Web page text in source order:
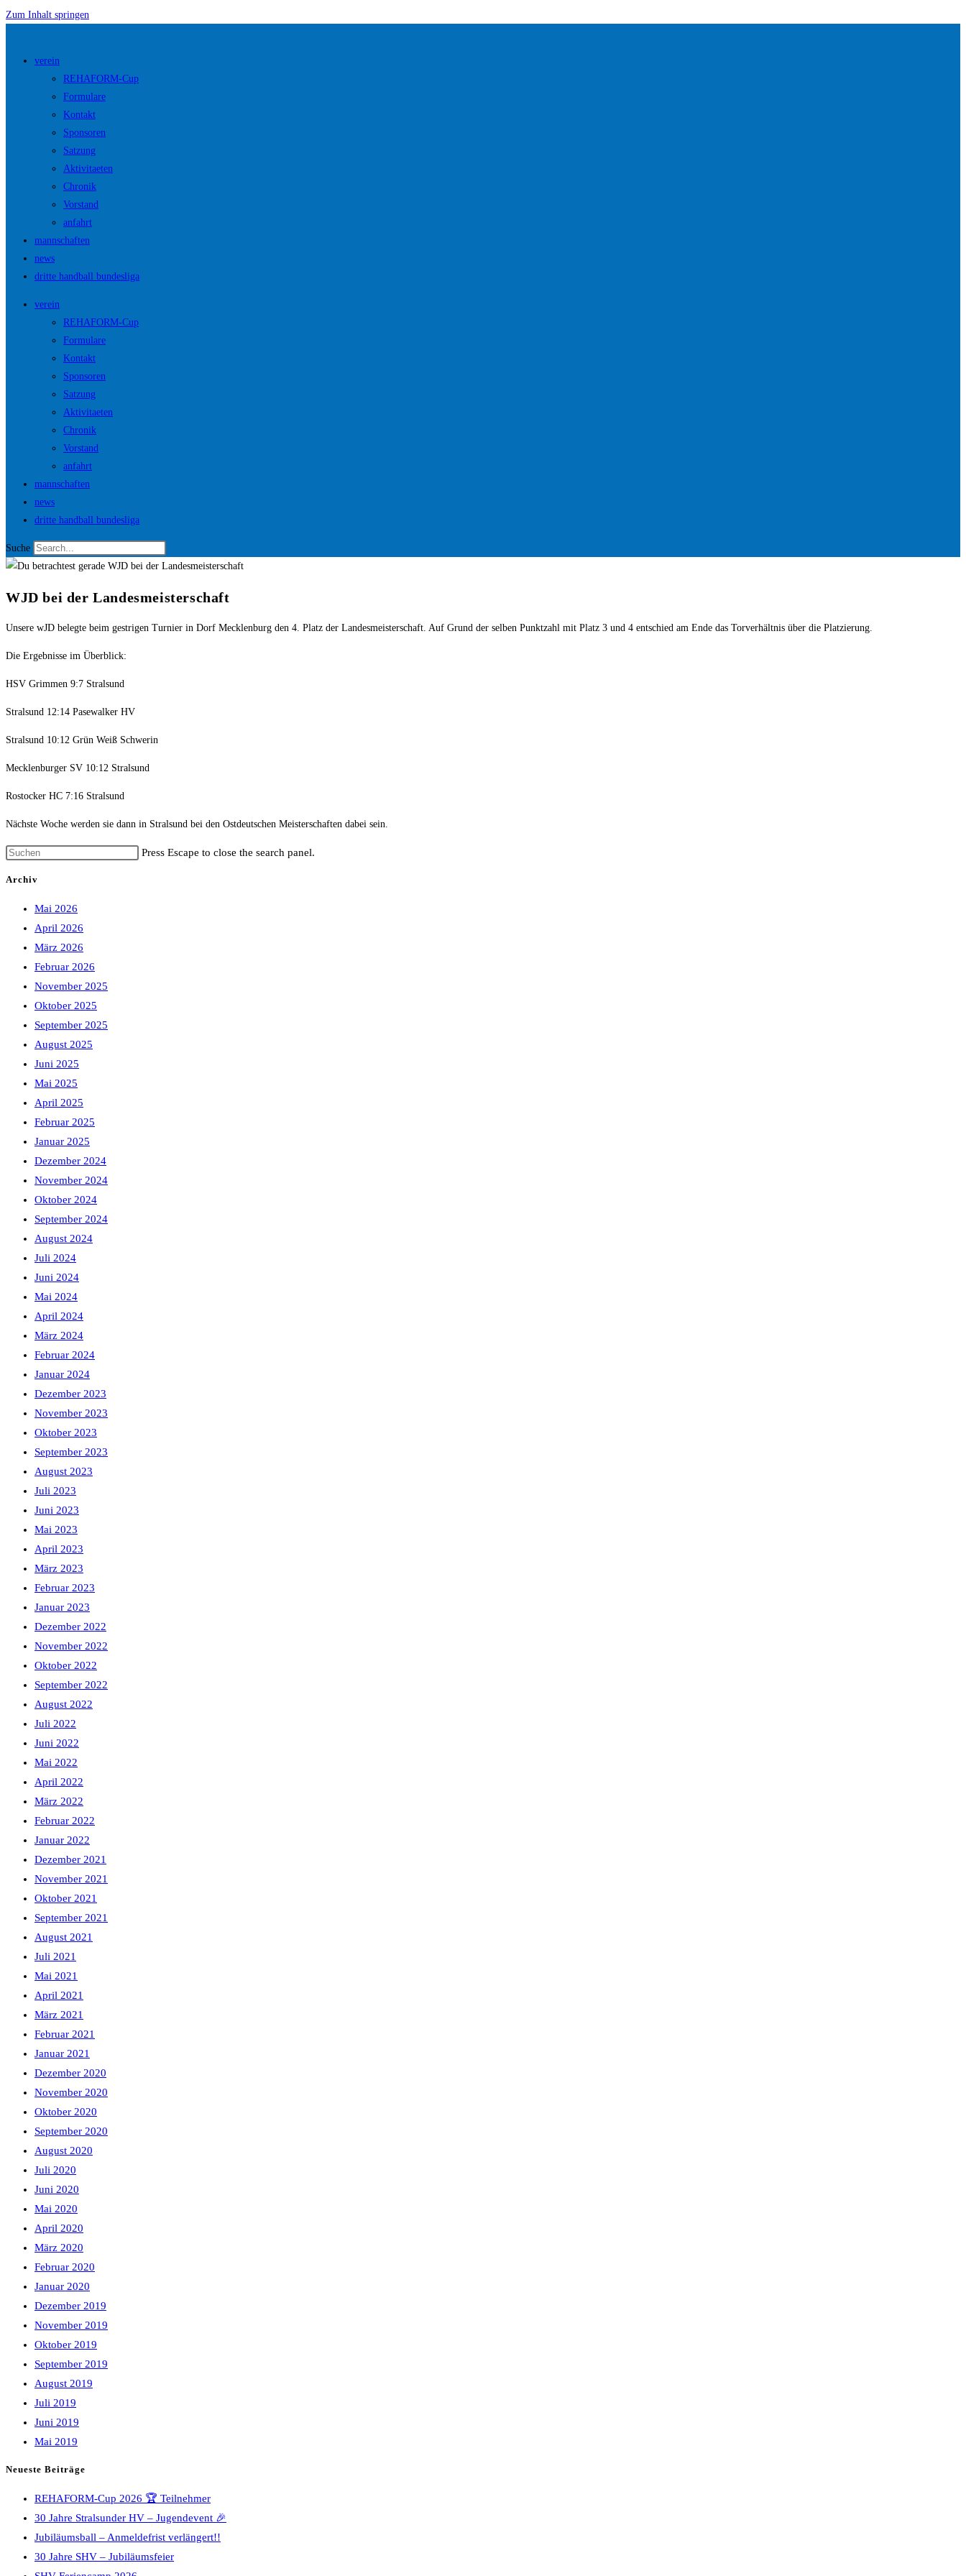
Zum Inhalt springen
verein
REHAFORM-Cup
Formulare
Kontakt
Sponsoren
Satzung
Aktivitaeten
Chronik
Vorstand
anfahrt
mannschaften
news
dritte handball bundesliga
verein
REHAFORM-Cup
Formulare
Kontakt
Sponsoren
Satzung
Aktivitaeten
Chronik
Vorstand
anfahrt
mannschaften
news
dritte handball bundesliga
Suche
WJD bei der Landesmeisterschaft
Unsere wJD belegte beim gestrigen Turnier in Dorf Mecklenburg den 4. Platz der Landesmeisterschaft. Auf Grund der selben Punktzahl mit Platz 3 und 4 entschied am Ende das Torverhältnis über die Platzierung.
Die Ergebnisse im Überblick:
HSV Grimmen 9:7 Stralsund
Stralsund 12:14 Pasewalker HV
Stralsund 10:12 Grün Weiß Schwerin
Mecklenburger SV 10:12 Stralsund
Rostocker HC 7:16 Stralsund
Nächste Woche werden sie dann in Stralsund bei den Ostdeutschen Meisterschaften dabei sein.
Press Escape to close the search panel.
Archiv
Mai 2026
April 2026
März 2026
Februar 2026
November 2025
Oktober 2025
September 2025
August 2025
Juni 2025
Mai 2025
April 2025
Februar 2025
Januar 2025
Dezember 2024
November 2024
Oktober 2024
September 2024
August 2024
Juli 2024
Juni 2024
Mai 2024
April 2024
März 2024
Februar 2024
Januar 2024
Dezember 2023
November 2023
Oktober 2023
September 2023
August 2023
Juli 2023
Juni 2023
Mai 2023
April 2023
März 2023
Februar 2023
Januar 2023
Dezember 2022
November 2022
Oktober 2022
September 2022
August 2022
Juli 2022
Juni 2022
Mai 2022
April 2022
März 2022
Februar 2022
Januar 2022
Dezember 2021
November 2021
Oktober 2021
September 2021
August 2021
Juli 2021
Mai 2021
April 2021
März 2021
Februar 2021
Januar 2021
Dezember 2020
November 2020
Oktober 2020
September 2020
August 2020
Juli 2020
Juni 2020
Mai 2020
April 2020
März 2020
Februar 2020
Januar 2020
Dezember 2019
November 2019
Oktober 2019
September 2019
August 2019
Juli 2019
Juni 2019
Mai 2019
Neueste Beiträge
REHAFORM-Cup 2026 🏆 Teilnehmer
30 Jahre Stralsunder HV – Jugendevent 🎉
Jubiläumsball – Anmeldefrist verlängert!!
30 Jahre SHV – Jubiläumsfeier